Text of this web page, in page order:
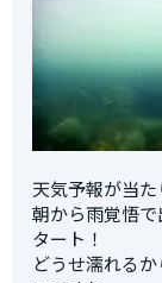
天気予報が当た
朝から雨覚悟
タート！
どうせ濡れる